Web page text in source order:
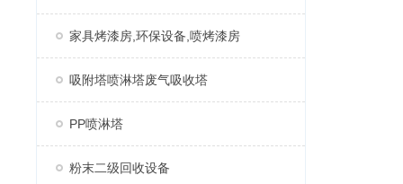
家具烤漆房,环保设备,喷烤漆房
吸附塔喷淋塔废气吸收塔
PP喷淋塔
粉末二级回收设备